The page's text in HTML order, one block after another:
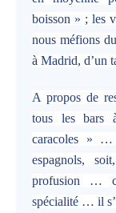
boisson » ; les
nous méfions
à Madrid, d’un
A propos de
tous les bars
caracoles » …
espagnols,
profusion …
spécialité … il